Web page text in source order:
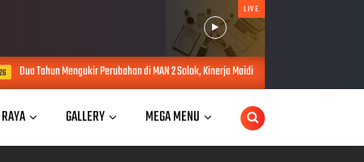
LIVE
di MAN 2 Solok, Kinerja Maidison Dinilai dalam PKKM Kanwil Kemenag Sumbar
GALLERY MEGA MENU